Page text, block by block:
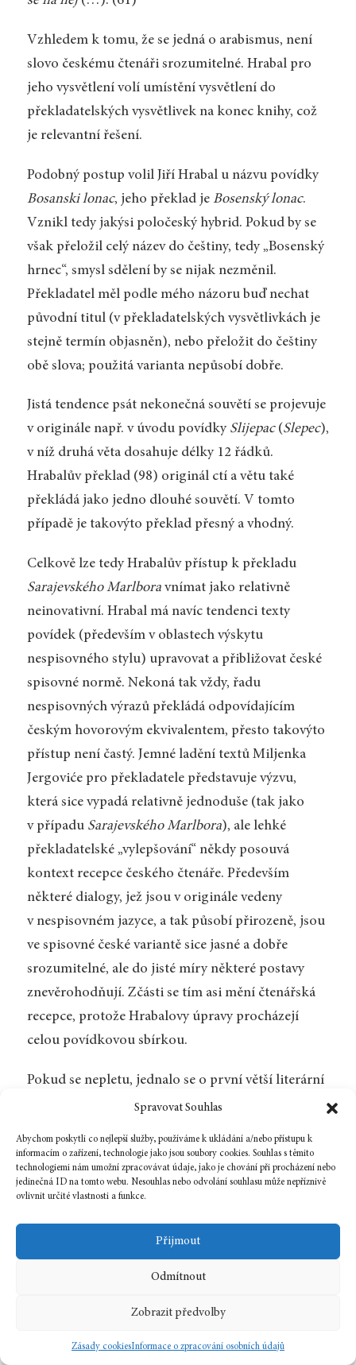
Spravovat Souhlas
Abychom poskytli co nejlepší služby, používáme k ukládání a/nebo přístupu k
informacím o zařízení, technologie jako jsou soubory cookies. Souhlas s těmito
technologiemi nám umožní zpracovávat údaje, jako je chování při procházení nebo
jedinečná ID na tomto webu. Nesouhlas nebo odvolání souhlasu může nepříznivě
ovlivnit určité vlastnosti a funkce.
Přijmout
Odmítnout
Zobrazit předvolby
Zásady cookiesInformace o zpracování osobních údajů
Vzhledem k tomu, že se jedná o arabismus, není
slovo českému čtenáři srozumitelné. Hrabal pro
jeho vysvětlení volí umístění vysvětlení do
překladatelských vysvětlivek na konec knihy, což
je relevantní řešení.
Podobný postup volil Jiří Hrabal u názvu povídky
Bosanski lonac, jeho překlad je Bosenský lonac.
Vznikl tedy jakýsi poločeský hybrid. Pokud by se
však přeložil celý název do češtiny, tedy „Bosenský
hrnec“, smysl sdělení by se nijak nezměnil.
Překladatel měl podle mého názoru buď nechat
původní titul (v překladatelských vysvětlivkách je
stejně termín objasněn), nebo přeložit do češtiny
obě slova; použitá varianta nepůsobí dobře.
Jistá tendence psát nekonečná souvětí se projevuje
v originále např. v úvodu povídky Slijepac(Slepec),
v níž druhá věta dosahuje délky 12 řádků.
Hrabalův překlad (98) originál ctí a větu také
překládá jako jedno dlouhé souvětí. V tomto
případě je takovýto překlad přesný a vhodný.
Celkově lze tedy Hrabalův přístup k překladu
Sarajevského Marlboravnímat jako relativně
neinovativní. Hrabal má navíc tendenci texty
povídek (především v oblastech výskytu
nespisovného stylu) upravovat a přibližovat české
spisovné normě. Nekoná tak vždy, řadu
nespisovných výrazů překládá odpovídajícím
českým hovorovým ekvivalentem, přesto takovýto
přístup není častý. Jemné ladění textů Miljenka
Jergoviće pro překladatele představuje výzvu,
která sice vypadá relativně jednoduše (tak jako
v případu Sarajevského Marlbora), ale lehké
překladatelské „vylepšování“ někdy posouvá
kontext recepce českého čtenáře. Především
některé dialogy, jež jsou v originále vedeny
v nespisovném jazyce, a tak působí přirozeně, jsou
ve spisovné české variantě sice jasné a dobře
srozumitelné, ale do jisté míry některé postavy
znevěrohodňují. Zčásti se tím asi mění čtenářská
recepce, protože Hrabalovy úpravy procházejí
celou povídkovou sbírkou.
Pokud se nepletu, jednalo se o první větší literární
text, který Jiří Hrabal přeložil do češtiny a vydal.
především jako upozornění na některá zdánlivě
jasná specifika překladu z blízkého jazyka.
Připomínky se navíc týkají poměrně malé části
textu. Hrabalův překladSarajevského Marlboraje
tedy vcelku na stejné úrovni jako obdobné
současné překlady z chorvatštiny i srbštiny.
K tématu bosenské a srbské literatury viz